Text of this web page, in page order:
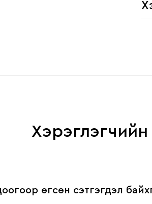
Хэрэглэгчийн
өгсөн сэтгэгдэл